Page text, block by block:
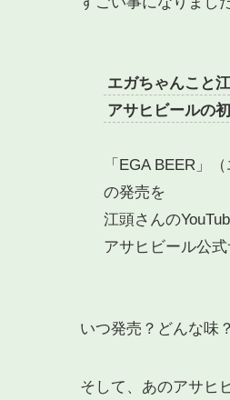
エガちゃんこと
アサヒビールの
「EGA BEER」
の発売を
江頭さんの
アサヒビール公式
いつ発売？どんな味
そして、あのアサヒ